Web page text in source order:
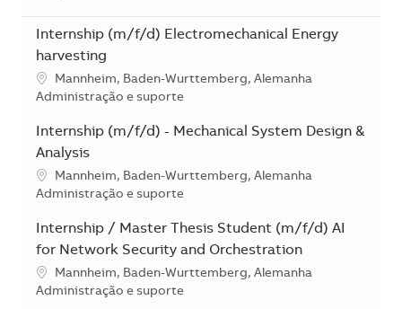
Internship (m/f/d) Electromechanical Energy
harvesting
Localização
Mannheim, Baden-Wurttemberg, Alemanha
Categoria
Administração e suporte
Internship (m/f/d) - Mechanical System Design &
Analysis
Localização
Mannheim, Baden-Wurttemberg, Alemanha
Categoria
Administração e suporte
Internship / Master Thesis Student (m/f/d) AI
for Network Security and Orchestration
Localização
Mannheim, Baden-Wurttemberg, Alemanha
Categoria
Administração e suporte